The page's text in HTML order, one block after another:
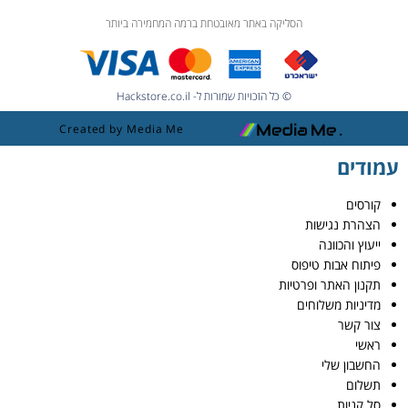
הסליקה באתר מאובטחת ברמה המחמירה ביותר
© כל הזכויות שמורות ל- Hackstore.co.il
Created by Media Me
עמודים
קורסים
הצהרת נגישות
ייעוץ והכוונה
פיתוח אבות טיפוס
תקנון האתר ופרטיות
מדיניות משלוחים
צור קשר
ראשי
החשבון שלי
תשלום